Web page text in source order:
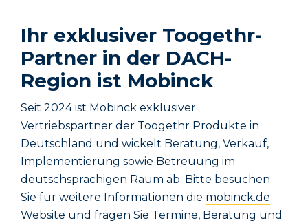
Ihr exklusiver Toogethr-
Partner in der DACH-
Region ist Mobinck
Seit 2024 ist Mobinck exklusiver
Vertriebspartner der Toogethr Produkte in
Deutschland und wickelt Beratung, Verkauf,
Implementierung sowie Betreuung im
deutschsprachigen Raum ab. Bitte besuchen
Sie für weitere Informationen die mobinck.de
Website und fragen Sie Termine, Beratung und